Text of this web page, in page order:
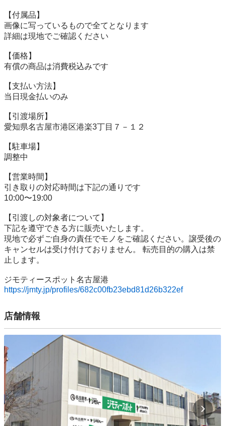
【付属品】
画像に写っているもので全てとなります
詳細は現地でご確認ください
【価格】
有償の商品は消費税込みです
【⽀払い⽅法】
当⽇現⾦払いのみ
【引渡場所】
愛知県名古屋市港区港楽3丁目７－１２
【駐⾞場】
調整中
【営業時間】
引き取りの対応時間は下記の通りです
10:00〜19:00
【引渡しの対象者について】
下記を遵守できる⽅に販売いたします。
現地で必ずご⾃⾝の責任でモノをご確認ください。譲受後の
キャンセルは受け付けておりません。 転売⽬的の購⼊は禁
⽌します。
https://jmty.jp/profiles/682c00fb23ebd81d26b322ef
店舗情報